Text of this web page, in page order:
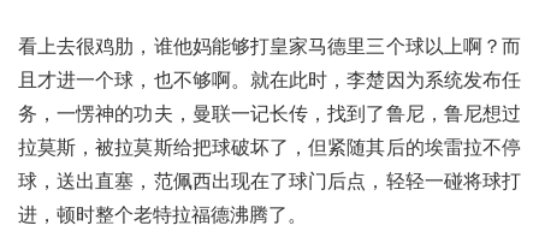
看上去很鸡肋，谁他妈能够打皇家马德里三个球以上啊？而
且才进一个球，也不够啊。就在此时，李楚因为系统发布任
务，一愣神的功夫， 曼联一记长传，找到了鲁尼，鲁尼想过
拉莫斯 ，被拉莫斯给把球破坏了，但紧随其后的埃雷拉不停
球，送出直塞，范佩西出现在了球门后点，轻轻一碰将球打
进，顿时整个老特拉福德沸腾了。